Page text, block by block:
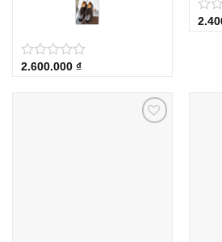
★
★
★
★
★
2.600.000 ₫
★
★
★
★
★